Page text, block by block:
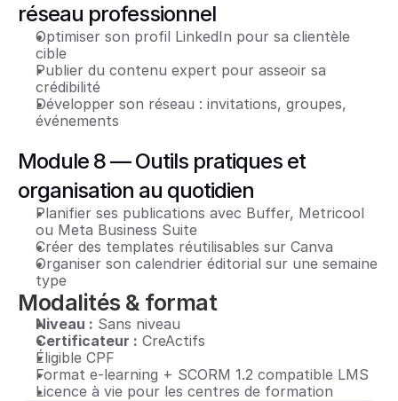
réseau professionnel
Optimiser son profil LinkedIn pour sa clientèle
cible
Publier du contenu expert pour asseoir sa
crédibilité
Développer son réseau : invitations, groupes,
événements
Module 8 — Outils pratiques et
organisation au quotidien
Planifier ses publications avec Buffer, Metricool
ou Meta Business Suite
Créer des templates réutilisables sur Canva
Organiser son calendrier éditorial sur une semaine
type
Modalités & format
Niveau : Sans niveau
Certificateur : CreActifs
Éligible CPF
Format e-learning + SCORM 1.2 compatible LMS
Licence à vie pour les centres de formation